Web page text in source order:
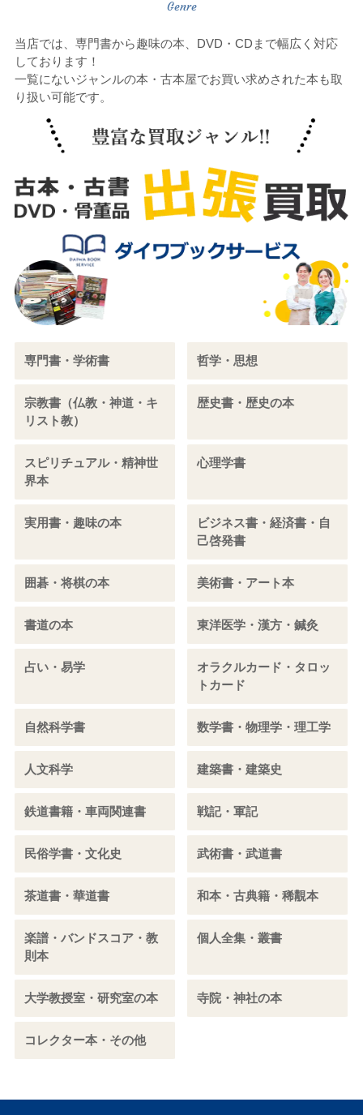
当店では、専門書から趣味の本、DVD・CDまで幅広く対応
しております！
一覧にないジャンルの本・古本屋でお買い求めされた本も取
り扱い可能です。
専門書・学術書 哲学・思想
宗教書（仏教・神道・キ
リスト教）
歴史書・歴史の本
スピリチュアル・精神世
界本
心理学書
実用書・趣味の本
ビジネス書・経済書・自
己啓発書
囲碁・将棋の本 美術書・アート本
書道の本 東洋医学・漢方・鍼灸
占い・易学
オラクルカード・タロッ
トカード
自然科学書 数学書・物理学・理工学
人文科学 建築書・建築史
鉄道書籍・車両関連書 戦記・軍記
民俗学書・文化史 武術書・武道書
茶道書・華道書 和本・古典籍・稀覯本
楽譜・バンドスコア・教
則本
個人全集・叢書
大学教授室・研究室の本 寺院・神社の本
コレクター本・その他